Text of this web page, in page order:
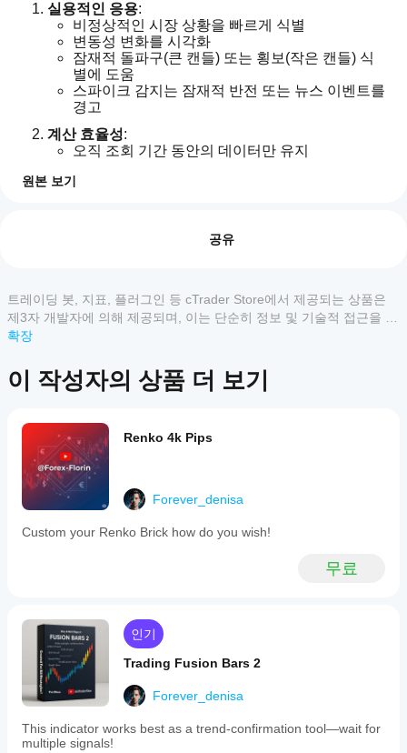
실용적인 응용:
비정상적인 시장 상황을 빠르게 식별
변동성 변화를 시각화
잠재적 돌파구(큰 캔들) 또는 횡보(작은 캔들) 식
별에 도움
스파이크 감지는 잠재적 반전 또는 뉴스 이벤트를
경고
계산 효율성:
오직 조회 기간 동안의 데이터만 유지
원본 보기
3
0 %
2
고객 리뷰
모두
May 24, 2025
게
사
용
수
있
요?
설치
후
인스
턴스
를
추가
하여
지표
사용
할
수
있습
니
다.
어떤
cTrader
앱이
Store의
지표를
cTrader
Windows
및 Mac에
서만 사
용할 수
있습니
표
어
떻
게
테
스
트
공유
트레이딩 봇, 지표, 플러그인 등 cTrader Store에서 제공되는 상품은
제3자 개발자에 의해 제공되며, 이는 단순히 정보 및 기술적 접근을 목
적으로 제공된 것입니다. cTrader Store는 중개인이 아니며, 투자 조
니다.
확장
이 작성자의 상품 더 보기
Renko 4k Pips
Forever_denisa
Custom your Renko Brick how do you wish!
무료
인기
Trading Fusion Bars 2
Forever_denisa
This indicator works best as a trend-confirmation tool—wait for
multiple signals!